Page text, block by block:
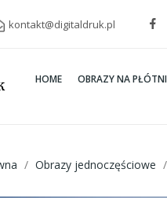
kontakt@digitaldruk.pl
HOME OBRAZY NA
Obrazy jednoczęściowe